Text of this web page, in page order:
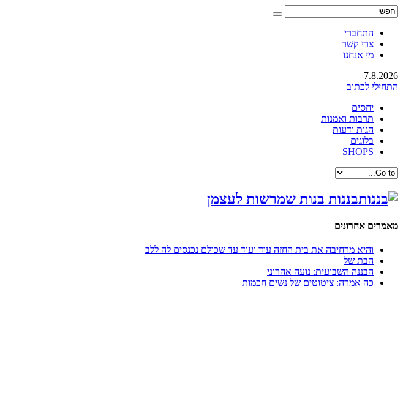
התחברי
צרי קשר
מי אנחנו
7.8.2026
התחילי לכתוב
יחסים
תרבות ואמנות
הגות ודעות
בלוגים
SHOPS
בננות בנות שמרשות לעצמן
מאמרים אחרונים
והיא מרחיבה את בית החזה עוד ועוד עד שכולם נכנסים לה ללב
הבת של
הבננה השבועית: נועה אהרוני
כה אמרה: ציטוטים של נשים חכמות